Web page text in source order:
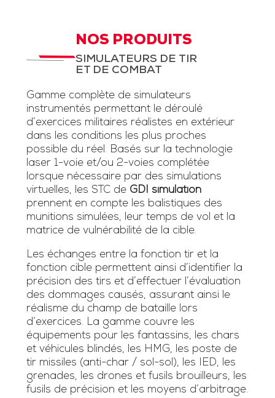
NOS PRODUITS
SIMULATEURS DE TIR
ET DE COMBAT
Gamme complète de simulateurs
instrumentés permettant le déroulé
d’exercices militaires réalistes en extérieur
dans les conditions les plus proches
possible du réel. Basés sur la technologie
laser 1-voie et/ou 2-voies complétée
lorsque nécessaire par des simulations
virtuelles, les STC de GDI simulation
prennent en compte les balistiques des
munitions simulées, leur temps de vol et la
matrice de vulnérabilité de la cible.
Les échanges entre la fonction tir et la
fonction cible permettent ainsi d’identifier la
précision des tirs et d’effectuer l’évaluation
des dommages causés, assurant ainsi le
réalisme du champ de bataille lors
d’exercices. La gamme couvre les
équipements pour les fantassins, les chars
et véhicules blindés, les HMG, les poste de
tir missiles (anti-char / sol-sol), les IED, les
grenades, les drones et fusils brouilleurs, les
fusils de précision et les moyens d’arbitrage.